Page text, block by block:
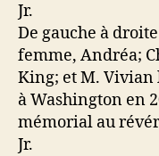
De gauche à
femme, Andréa;
King; et M. Vivian
à Washington en
mémorial au
Jr.